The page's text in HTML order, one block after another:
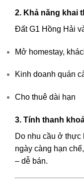
2. Khả năng khai
Đất G1 Hồng Hải
Mở homestay,
Kinh doanh quán
Cho thuê dài hạn
3. Tính thanh
Do nhu cầu ở thực
ngày càng hạn
– dễ bán.